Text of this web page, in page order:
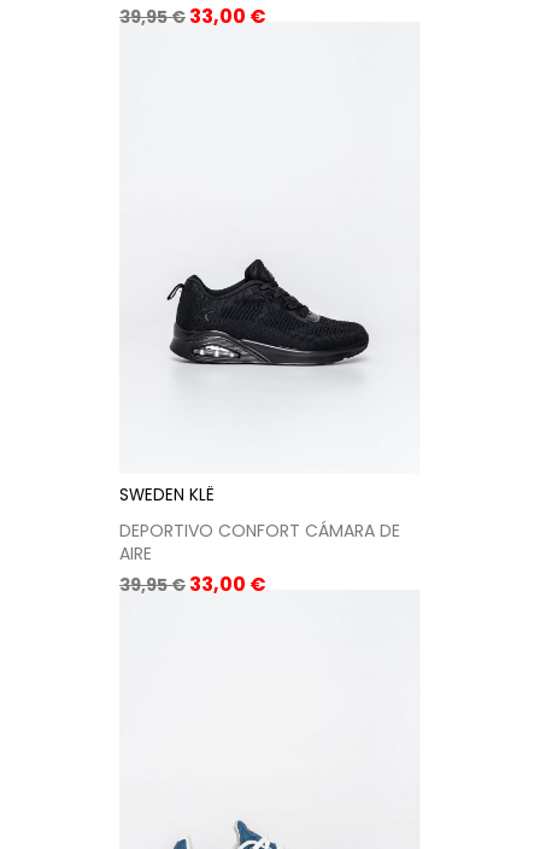
Precio
39,95 € Precio
33,00 €
SWEDEN KLË
DEPORTIVO CONFORT CÁMARA DE
AIRE
Precio
39,95 € Precio
33,00 €